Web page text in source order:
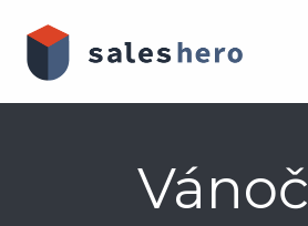
content